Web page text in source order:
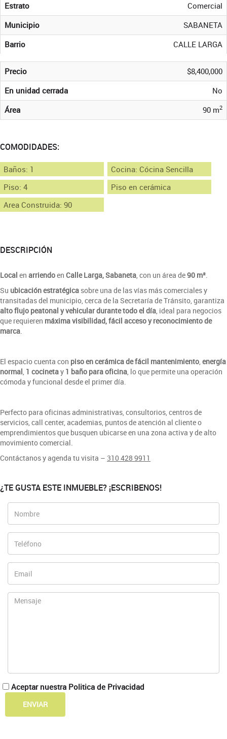
Estrato
Comercial
Municipio
SABANETA
Barrio
CALLE LARGA
Precio
$8,400,000
En unidad cerrada
No
Área
90 m2
COMODIDADES:
Baños: 1
Cocina: Cócina Sencilla
Piso: 4
Piso en cerámica
Area Construida: 90
DESCRIPCIÓN
Local en arriendoen Calle Larga, Sabaneta, con un área de90 m².
Su ubicación estratégica sobre una de las vías más comerciales y
transitadas del municipio, cerca de la Secretaría de Tránsito, garantiza
alto flujo peatonal y vehicular durante todo el día, ideal para negocios
que requieren máxima visibilidad, fácil acceso y reconocimiento de
marca.
El espacio cuenta con piso en cerámica de fácil mantenimiento,energía
normal, 1 cocinetay 1 baño para oficina, lo que permite una operación
cómoda y funcional desde el primer día.
Perfecto para oficinas administrativas, consultorios, centros de
servicios, call center, academias, puntos de atención al cliente o
emprendimientos que busquen ubicarse en una zona activa y de alto
movimiento comercial.
Contáctanos y agenda tu visita – 310 428 9911
¿TE GUSTA ESTE INMUEBLE? ¡ESCRIBENOS!
Aceptar nuestra Politica de Privacidad